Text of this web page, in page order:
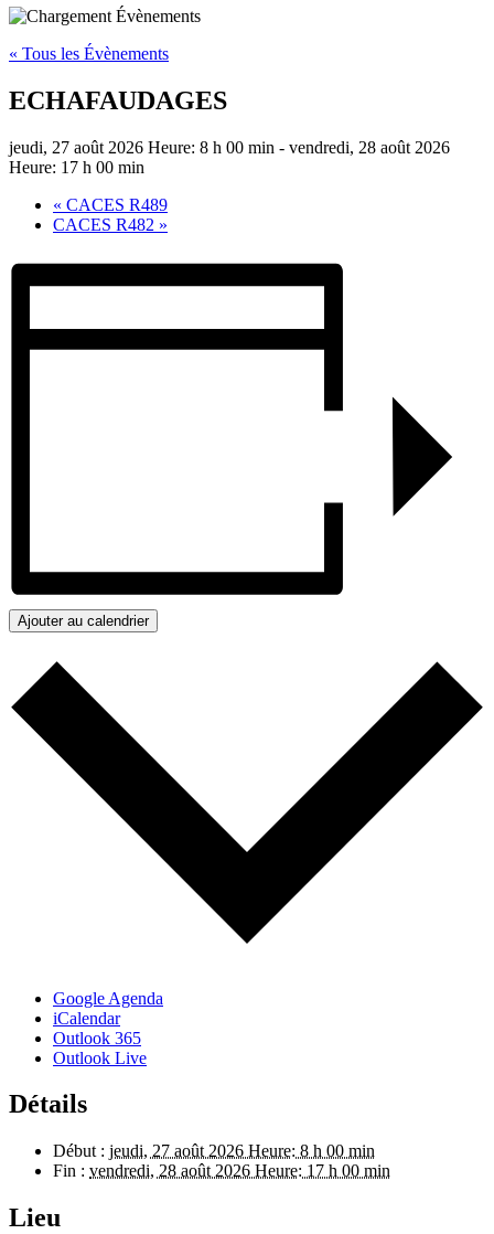
« Tous les Évènements
ECHAFAUDAGES
jeudi, 27 août 2026 Heure: 8 h 00 min - vendredi, 28 août 2026
Heure: 17 h 00 min
« CACES R489
CACES R482 »
Ajouter au calendrier
Google Agenda
iCalendar
Outlook 365
Outlook Live
Détails
Début : jeudi, 27 août 2026 Heure: 8 h 00 min
Fin : vendredi, 28 août 2026 Heure: 17 h 00 min
Lieu